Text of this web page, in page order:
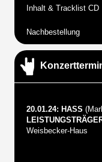
Inhalt & Tracklist CD
Nachbestellung
20.01.24: HASS
Weisbecker-Haus